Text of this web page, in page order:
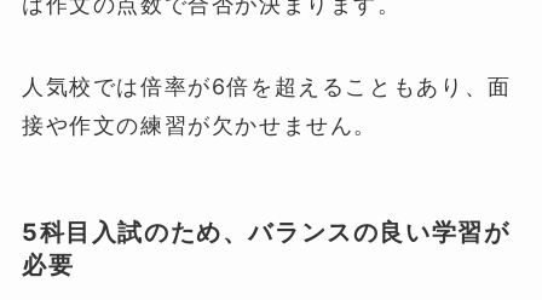
人気校では倍率が6倍を超えることもあり、面
接や作文の練習が欠かせません。
5科目入試のため、バランスの良い学習が
必要